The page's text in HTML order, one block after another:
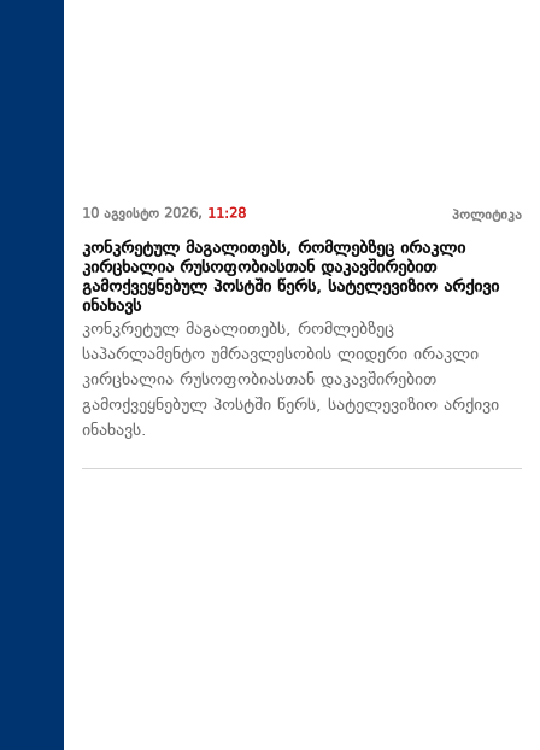
10 აგვისტო 2026, 11:28 პოლიტიკა
კონკრეტულ მაგალითებს, რომლებზეც ირაკლი
კირცხალია რუსოფობიასთან დაკავშირებით
გამოქვეყნებულ პოსტში წერს, სატელევიზიო არქივი
ინახავს
კონკრეტულ მაგალითებს, რომლებზეც
საპარლამენტო უმრავლესობის ლიდერი ირაკლი
კირცხალია რუსოფობიასთან დაკავშირებით
გამოქვეყნებულ პოსტში წერს, სატელევიზიო არქივი
ინახავს.